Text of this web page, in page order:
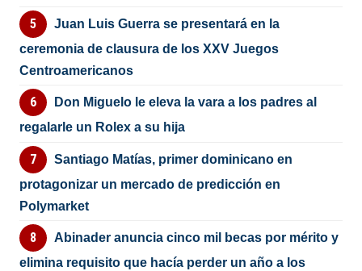
Juan Luis Guerra se presentará en la
ceremonia de clausura de los XXV Juegos
Centroamericanos
Don Miguelo le eleva la vara a los padres al
regalarle un Rolex a su hija
Santiago Matías, primer dominicano en
protagonizar un mercado de predicción en
Polymarket
Abinader anuncia cinco mil becas por mérito y
elimina requisito que hacía perder un año a los